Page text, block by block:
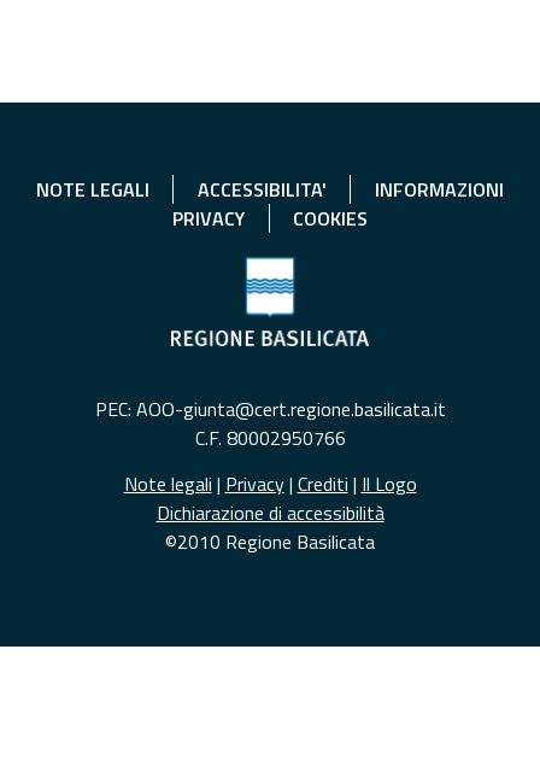
NOTE LEGALI ACCESSIBILITA'
INFORMAZIONI
PRIVACY
COOKIES
PEC: AOO-giunta@cert.regione.basilicata.it
C.F. 80002950766
Note legali | Privacy| Crediti | Il Logo
Dichiarazione di accessibilità
©2010 Regione Basilicata